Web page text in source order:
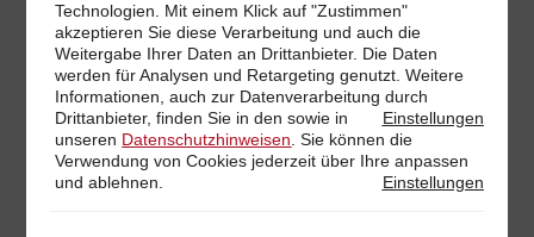
mehr erfahren? Dann klicken Sie
HIER
Weitere Neuheiten
Vorgestellt wurde auch der Takeuchi-Elektrobagger
TB 220e. Er verfügt über eine Lithium-Ionen-Batterie
Technologien. Mit einem Klick auf "Zustimmen"
akzeptieren Sie diese Verarbeitung und auch die
Weitergabe Ihrer Daten an Drittanbieter. Die Daten
werden für Analysen und Retargeting genutzt. Weitere
Informationen, auch zur Datenverarbeitung durch
Drittanbieter, finden Sie in den
Einstellungen
sowie in
unseren Datenschutzhinweisen . Sie können die
Verwendung von Cookies jederzeit über Ihre
Einstellungen
anpassen
und ablehnen.